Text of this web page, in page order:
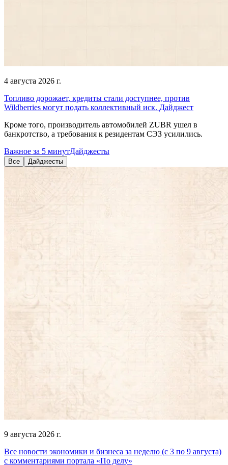
4 августа 2026 г.
Топливо дорожает, кредиты стали доступнее, против
Wildberries могут подать коллективный иск. Дайджест
Кроме того, производитель автомобилей ZUBR ушел в
банкротство, а требования к резидентам СЭЗ усилились.
Важное за 5 минутДайджесты
Все Дайджесты
9 августа 2026 г.
Все новости экономики и бизнеса за неделю (с 3 по 9 августа)
с комментариями портала «По делу»